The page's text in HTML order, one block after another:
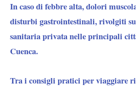
In caso di febbre alta, dolori
disturbi gastrointestinali, rivolgiti
sanitaria privata nelle principali
Cuenca.
Tra i consigli pratici per viaggiare